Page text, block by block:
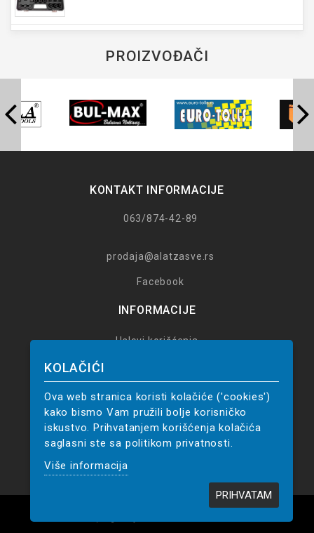
PROIZVOĐAČI
KONTAKT INFORMACIJE
063/874-42-89
prodaja@alatzasve.rs
Facebook
INFORMACIJE
Uslovi korišćenja
Reklamacije
14 dana za povrat
Politika privatnosti
Upustvo za poručivanje
KOLAČIĆI
Ova web stranica koristi kolačiće ('cookies')
kako bismo Vam pružili bolje korisničko
iskustvo. Prihvatanjem korišćenja kolačića
saglasni ste sa politikom privatnosti.
Više informacija
PRIHVATAM